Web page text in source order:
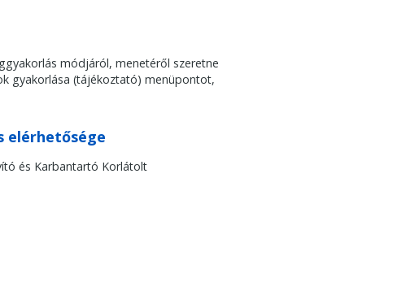
módjáról, menetéről szeretne
gyakorlása (tájékoztató) menüpontot,
elérhetősége
és Karbantartó Korlátolt